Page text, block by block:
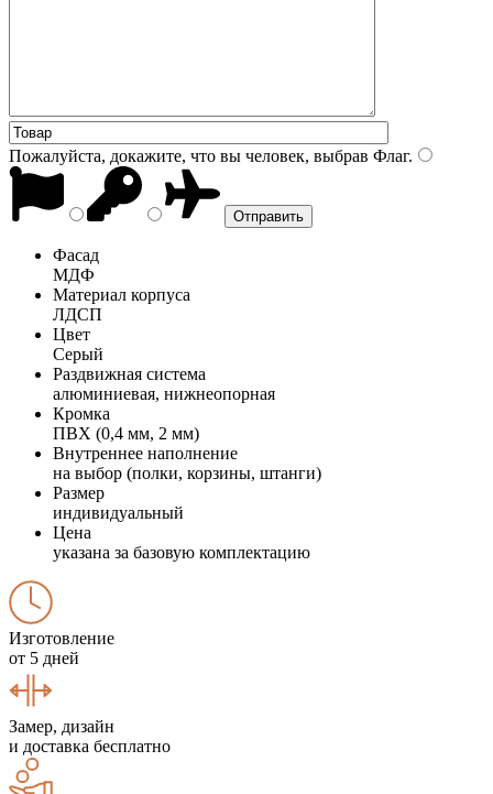
Пожалуйста, докажите, что вы человек, выбрав Флаг.
Фасад
МДФ
Материал корпуса
ЛДСП
Цвет
Серый
Раздвижная система
алюминиевая, нижнеопорная
Кромка
ПВХ (0,4 мм, 2 мм)
Внутреннее наполнение
на выбор (полки, корзины, штанги)
Размер
индивидуальный
Цена
указана за базовую комплектацию
Изготовление
от 5 дней
Замер, дизайн
и доставка бесплатно